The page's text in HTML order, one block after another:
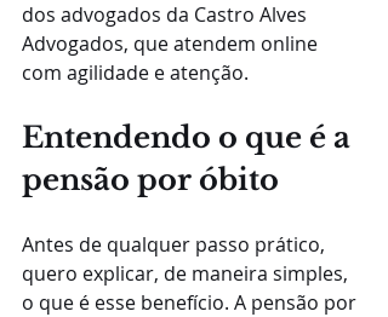
dos advogados da Castro Alves
Advogados, que atendem online
com agilidade e atenção.
Entendendo o que é a
pensão por óbito
Antes de qualquer passo prático,
quero explicar, de maneira simples,
o que é esse benefício. A pensão por